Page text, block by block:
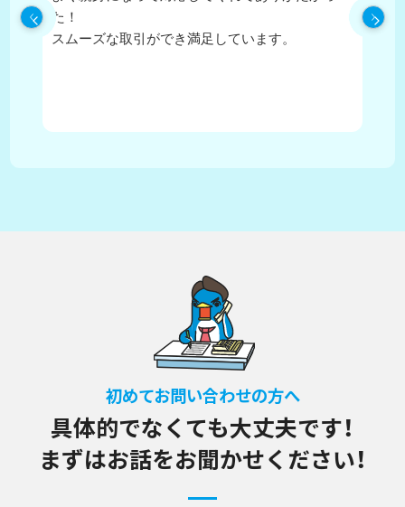
た！
スムーズな取引ができ満足しています。
初めてお問い合わせの方へ
具体的でなくても大丈夫です！
まずはお話をお聞かせください！